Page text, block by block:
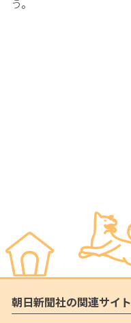
う。
朝日新聞社の関連サイト